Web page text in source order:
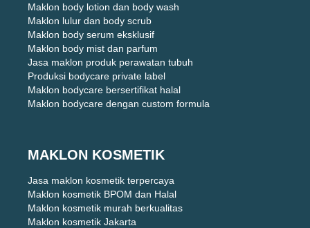
Maklon body lotion dan body wash
Maklon lulur dan body scrub
Maklon body serum eksklusif
Maklon body mist dan parfum
Jasa maklon produk perawatan tubuh
Produksi bodycare private label
Maklon bodycare bersertifikat halal
Maklon bodycare dengan custom formula
MAKLON KOSMETIK
Jasa maklon kosmetik terpercaya
Maklon kosmetik BPOM dan Halal
Maklon kosmetik murah berkualitas
Maklon kosmetik Jakarta